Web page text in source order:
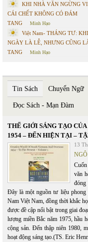
KHI NHÀ VĂN NGỪNG
CÁI CHẾT KHÔNG CÓ ĐÁM
TANG
Minh Hạo
Việt Nam- THÁNG TƯ:
NGÀY LÀ LỄ, NHƯNG CŨNG
TANG
Minh Hạo
Tin Sách Chuyển Ngữ
Đọc Sách - Mạn Đàm
THẾ GIỚI SÁNG TẠO
1954 – ĐẾN HIỆN TẠI –
13
văn
đóng
Đây là một nguồn tư liệu phong
Nam Việt Nam, đồng thời khắc
được đề cập nổi bật trong giai
lượng miền Bắc năm 1975, hầu
cộng sản. Đến thập niên 1980,
hoạt động sáng tạo.(TS. Eric